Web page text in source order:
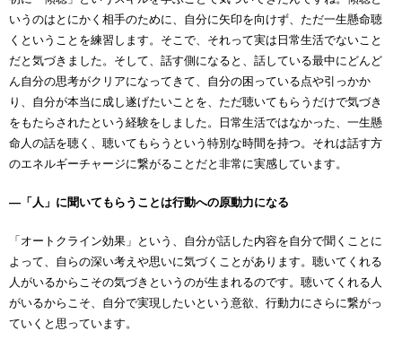
いうのはとにかく相手のために、自分に矢印を向けず、ただ一生懸命聴
くということを練習します。そこで、それって実は日常生活でないこと
だと気づきました。そして、話す側になると、話している最中にどんど
ん自分の思考がクリアになってきて、自分の困っている点や引っかか
り、自分が本当に成し遂げたいことを、ただ聴いてもらうだけで気づき
をもたらされたという経験をしました。日常生活ではなかった、一生懸
命人の話を聴く、聴いてもらうという特別な時間を持つ。それは話す方
のエネルギーチャージに繋がることだと非常に実感しています。
― 「人」に聞いてもらうことは行動への原動力になる
「オートクライン効果」という、自分が話した内容を自分で聞くことに
よって、自らの深い考えや思いに気づくことがあります。聴いてくれる
人がいるからこその気づきというのが生まれるのです。聴いてくれる人
がいるからこそ、自分で実現したいという意欲、行動力にさらに繋がっ
ていくと思っています。